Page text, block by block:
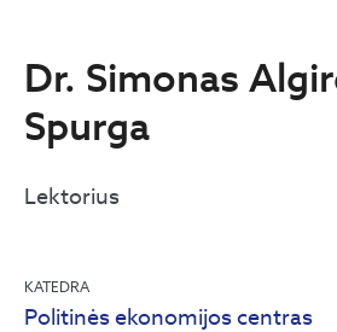
Dr. Simonas
Spurga
Lektorius
KATEDRA
Politinės ekonomijos centras